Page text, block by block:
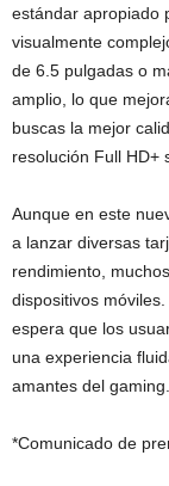
estándar apropiado
visualmente
de 6.5 pulgadas o
amplio, lo que
buscas la mejor
resolución Full HD+
Aunque en este
a lanzar diversas
rendimiento,
dispositivos
espera que los
una experiencia
amantes del gaming.
*Comunicado de